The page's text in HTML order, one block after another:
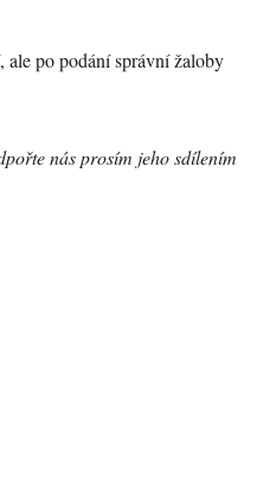
po podání správní žaloby
nás prosím jeho sdílením